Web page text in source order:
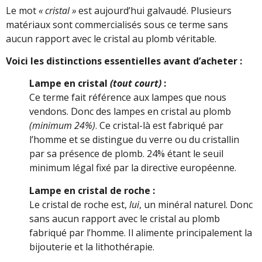
Le mot« cristal »est aujourd’hui galvaudé. Plusieurs
matériaux sont commercialisés sous ce terme sans
aucun rapport avec le cristal au plomb véritable.
Voici les distinctions essentielles avant d’acheter :
Lampe en cristal (tout court) :
Ce terme fait référence aux lampes que nous
vendons. Donc des lampes en cristal au plomb
(minimum 24%). Ce cristal-là est fabriqué par
l’homme et se distingue du verre ou du cristallin
par sa présence de plomb. 24% étant le seuil
minimum légal fixé par la directive européenne.
Lampe en cristal de roche :
Le cristal de roche est, lui, un minéral naturel. Donc
sans aucun rapport avec le cristal au plomb
fabriqué par l’homme. Il alimente principalement la
bijouterie et la lithothérapie.